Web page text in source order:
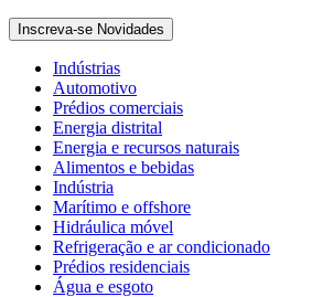
Inscreva-se Novidades
Indústrias
Automotivo
Prédios comerciais
Energia distrital
Energia e recursos naturais
Alimentos e bebidas
Indústria
Marítimo e offshore
Hidráulica móvel
Refrigeração e ar condicionado
Prédios residenciais
Água e esgoto